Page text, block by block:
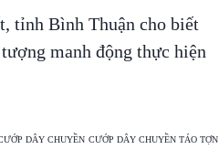
tỉnh Bình Thuận cho biết
manh động thực hiện
DÂY CHUYỀN CƯỚP DÂY CHUYỀN TÁO TỢN